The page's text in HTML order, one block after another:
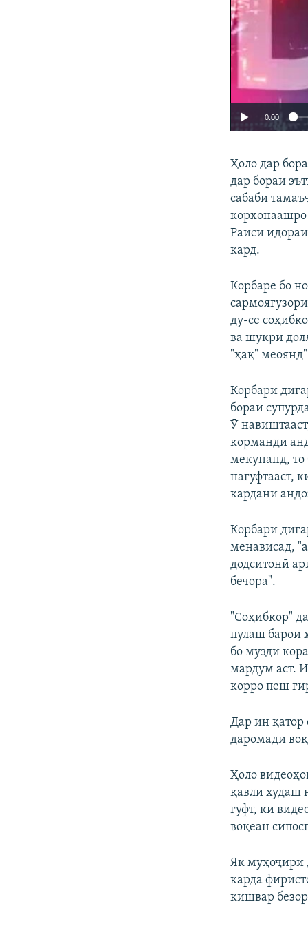
0:00
Ҳоло дар
дар бораи
сабаби
корхонаашро
Раиси
кард.
Корбаре бо
ду-се
ва шукри
"ҳақ"
Корбари
бораи
Ӯ
корманди
мекунанд, то
нагуфтааст,
кардани
Корбари
менависад,
додситонӣ
бечора".
"Соҳибкор"
пулаш барои
бо музди
мардум аст.
корро пеш
Дар ин қатор
даромади
Ҳоло
қавли худаш
гуфт, ки
воқеан
Як муҳоҷири
карда
кишвар